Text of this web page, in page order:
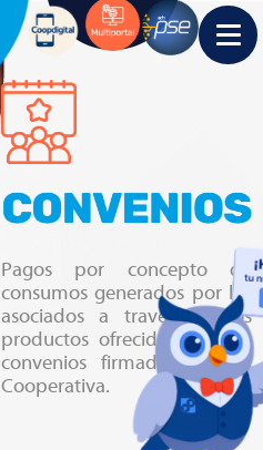
Pagos por concepto de
consumos generados por los
asociados a través de los
productos ofrecidos por los
convenios firmados por la
Cooperativa.